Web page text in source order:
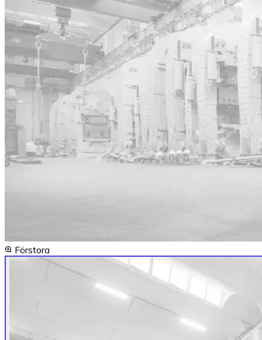
Förstora